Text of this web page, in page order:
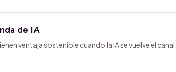
de IA
ventaja sostenible cuando la IA se vuelve el canal